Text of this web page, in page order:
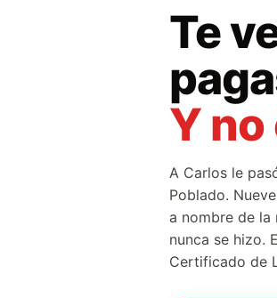
Te
Y no
A Carlos le
Poblado.
a nombre de la
nunca se hizo.
Certificado de